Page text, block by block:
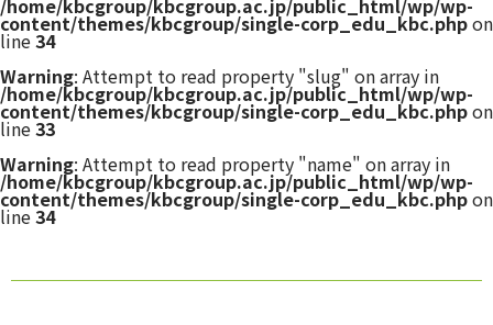
/home/kbcgroup/kbcgroup.ac.jp/public_html/wp/wp-
content/themes/kbcgroup/single-corp_edu_kbc.phpon
line34
Warning: Attempt to read property "slug" on array in
/home/kbcgroup/kbcgroup.ac.jp/public_html/wp/wp-
content/themes/kbcgroup/single-corp_edu_kbc.phpon
line33
Warning: Attempt to read property "name" on array in
/home/kbcgroup/kbcgroup.ac.jp/public_html/wp/wp-
content/themes/kbcgroup/single-corp_edu_kbc.phpon
line34